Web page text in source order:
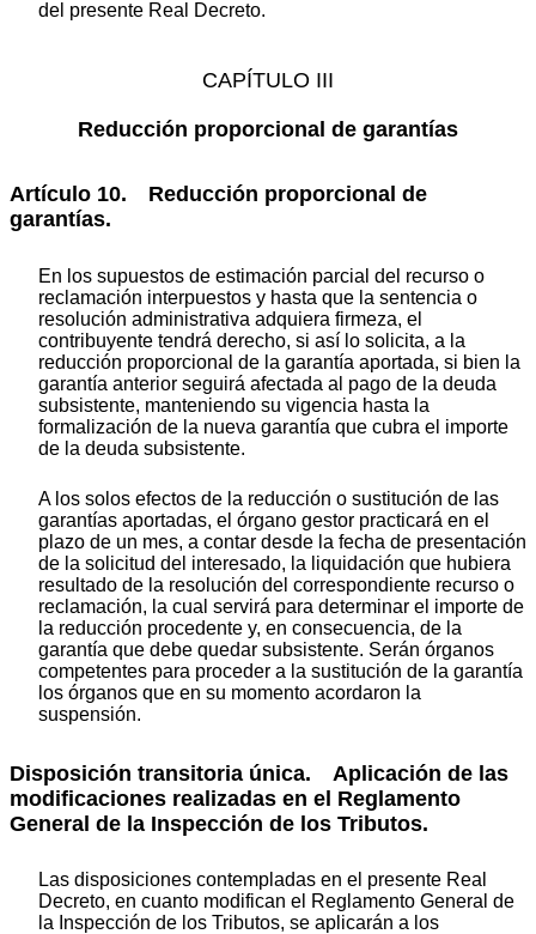
del presente Real Decreto.
CAPÍTULO III
Reducción proporcional de garantías
Artículo 10. Reducción proporcional de
garantías.
En los supuestos de estimación parcial del recurso o
reclamación interpuestos y hasta que la sentencia o
resolución administrativa adquiera firmeza, el
contribuyente tendrá derecho, si así lo solicita, a la
reducción proporcional de la garantía aportada, si bien la
garantía anterior seguirá afectada al pago de la deuda
subsistente, manteniendo su vigencia hasta la
formalización de la nueva garantía que cubra el importe
de la deuda subsistente.
A los solos efectos de la reducción o sustitución de las
garantías aportadas, el órgano gestor practicará en el
plazo de un mes, a contar desde la fecha de presentación
de la solicitud del interesado, la liquidación que hubiera
resultado de la resolución del correspondiente recurso o
reclamación, la cual servirá para determinar el importe de
la reducción procedente y, en consecuencia, de la
garantía que debe quedar subsistente. Serán órganos
competentes para proceder a la sustitución de la garantía
los órganos que en su momento acordaron la
suspensión.
Disposición transitoria única. Aplicación de las
modificaciones realizadas en el Reglamento
General de la Inspección de los Tributos.
Las disposiciones contempladas en el presente Real
Decreto, en cuanto modifican el Reglamento General de
la Inspección de los Tributos, se aplicarán a los